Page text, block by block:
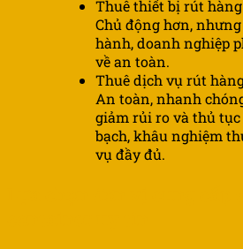
Thuê thiết bị rút hàng
Chủ động hơn,
hành, doanh nghiệp
về an toàn.
Thuê dịch vụ rút
An toàn, nhanh
giảm rủi ro và thủ
bạch, khâu nghiệm
vụ đầy đủ.